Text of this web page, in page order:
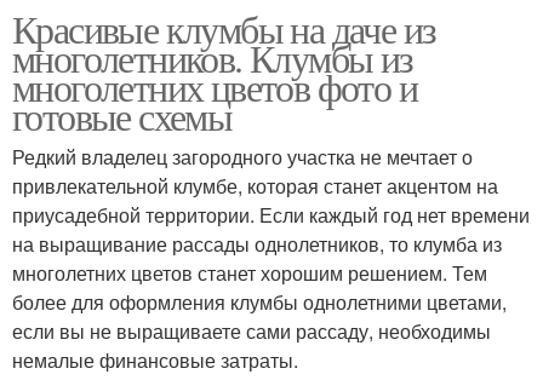
Красивые клумбы на даче из
многолетников. Клумбы из
многолетних цветов фото и
готовые схемы
Редкий владелец загородного участка не мечтает о
привлекательной клумбе, которая станет акцентом на
приусадебной территории. Если каждый год нет времени
на выращивание рассады однолетников, то клумба из
многолетних цветов станет хорошим решением. Тем
более для оформления клумбы однолетними цветами,
если вы не выращиваете сами рассаду, необходимы
немалые финансовые затраты.